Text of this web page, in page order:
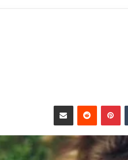
‏Tumblr بينتيريست
‏Reddit مشاركة عبر البريد